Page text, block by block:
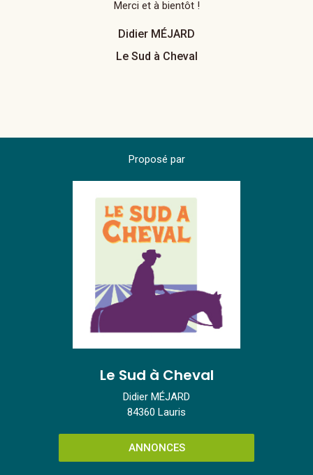
Merci et à bientôt !
Didier MÉJARD
Le Sud à Cheval
Proposé par
Le Sud à Cheval
Didier MÉJARD
84360 Lauris
ANNONCES